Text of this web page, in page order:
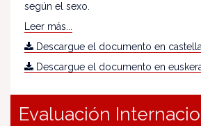
según el sexo.
Leer más...
Descargue el documento en
Descargue el documento en
Evaluación